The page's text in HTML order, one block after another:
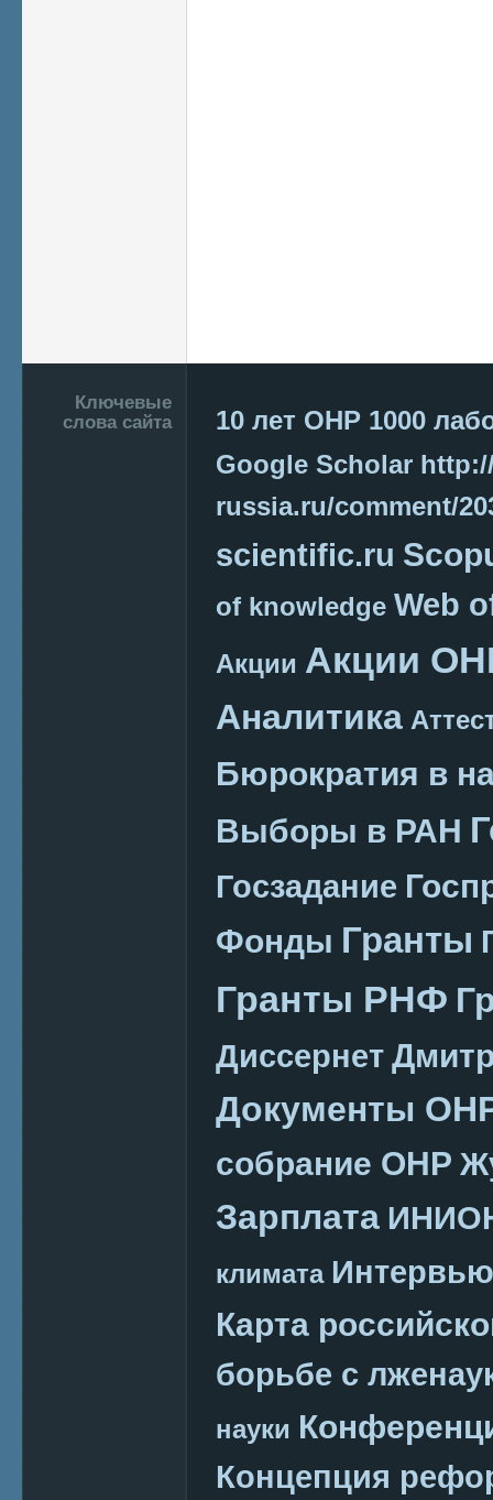
Подвал
Ключевые
слова сайта
10 лет ОНР 1000
Google Scholar
russia.ru/comment/
scientific.ru
of knowledge Web
Акции Акции
Аналитика
Бюрократия в
Выборы в РАН
Госзадание
Фонды Гранты
Гранты РНФ
Диссернет
Документы
собрание ОНР
Зарплата
климата Интервью
Карта
борьбе с
науки
Концепция